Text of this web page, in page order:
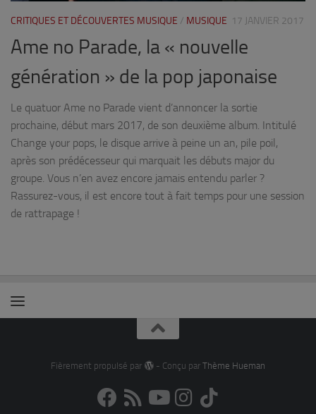
CRITIQUES ET DÉCOUVERTES MUSIQUE / MUSIQUE 17 JANVIER 2017
Ame no Parade, la « nouvelle
génération » de la pop japonaise
Le quatuor Ame no Parade vient d’annoncer la sortie
prochaine, début mars 2017, de son deuxième album. Intitulé
Change your pops, le disque arrive à peine un an, pile poil,
après son prédécesseur qui marquait les débuts major du
groupe. Vous n’en avez encore jamais entendu parler ?
Rassurez-vous, il est encore tout à fait temps pour une session
de rattrapage !
Fièrement propulsé par - Conçu par Thème Hueman